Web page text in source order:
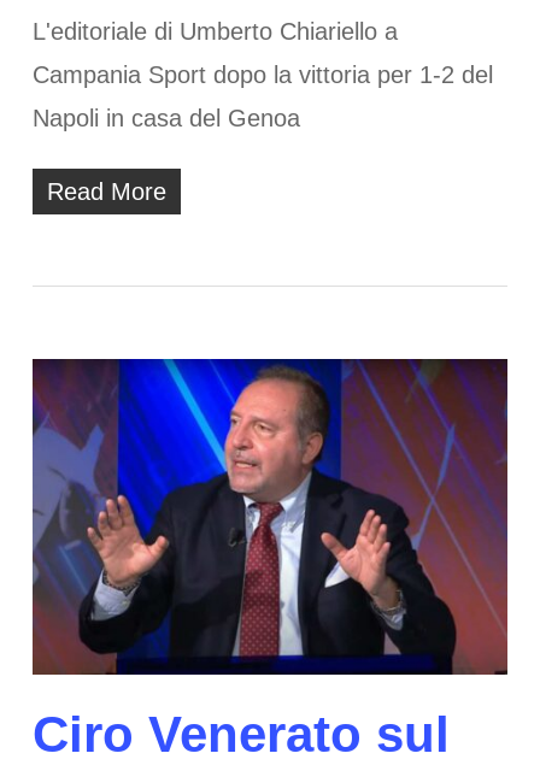
L'editoriale di Umberto Chiariello a
Campania Sport dopo la vittoria per 1-2 del
Napoli in casa del Genoa
Read More
Ciro Venerato sul